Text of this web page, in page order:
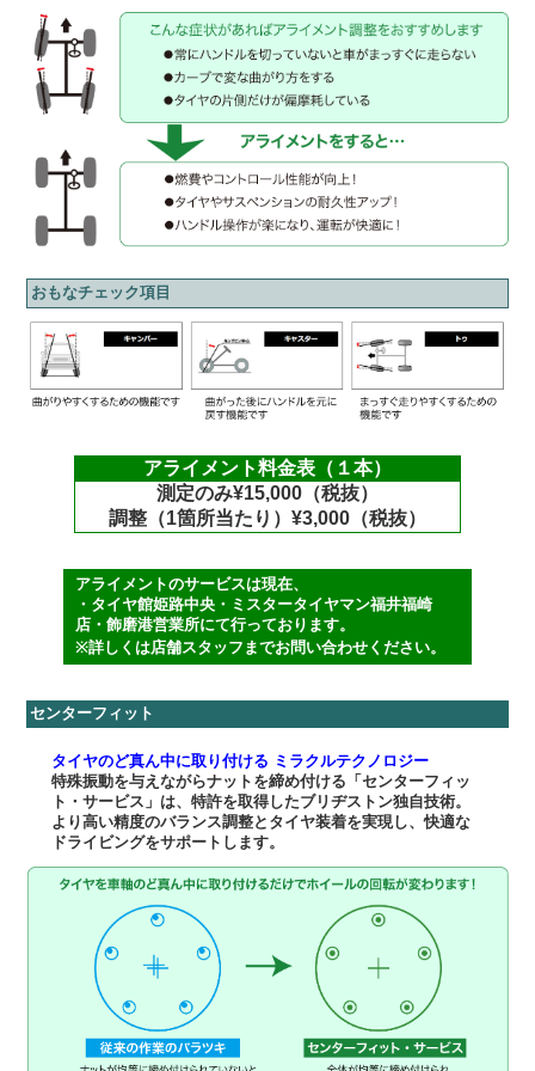
おもなチェック項目
アライメント料金表（１本）
測定のみ¥15,000（税抜）
調整（1箇所当たり）¥3,000（税抜）
アライメントのサービスは現在、
・タイヤ館姫路中央・ミスタータイヤマン福井福崎
店・飾磨港営業所にて行っております。
※詳しくは店舗スタッフまでお問い合わせください。
センターフィット
タイヤのど真ん中に取り付ける ミラクルテクノロジー
特殊振動を与えながらナットを締め付ける「センターフィッ
ト・サービス」は、特許を取得したブリヂストン独自技術。
より高い精度のバランス調整とタイヤ装着を実現し、快適な
ドライビングをサポートします。